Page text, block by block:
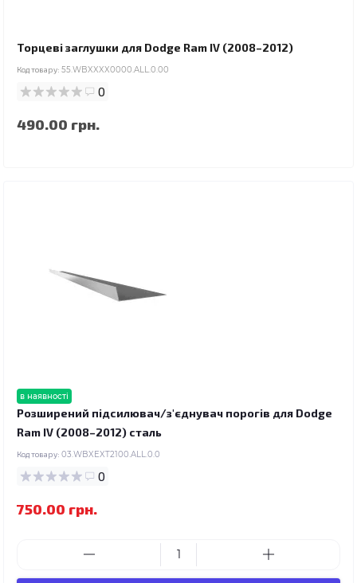
Торцеві заглушки для Dodge Ram IV (2008–2012)
Код товару: 55.WBXXXX0000.ALL.0.00
0
490.00 грн.
в наявності
Розширений підсилювач/з'єднувач порогів для Dodge
Ram IV (2008–2012) сталь
Код товару: 03.WBXEXT2100.ALL.0.0
0
750.00 грн.